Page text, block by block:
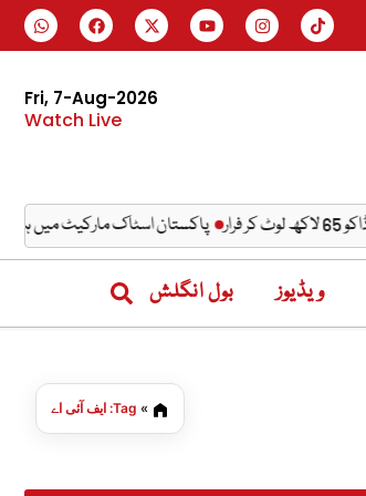
Fri, 7-Aug-2026
Watch Live
پاکستان اسٹاک مارکیٹ میں ہفتے کے اختتام پر بڑا جھٹکا،
ویڈیوز بول انگلش
» Tag: ایف آئی اے